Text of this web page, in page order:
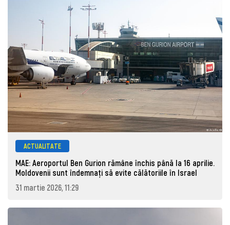
ACTUALITATE
MAE: Aeroportul Ben Gurion rămâne închis până la 16 aprilie.
Moldovenii sunt îndemnați să evite călătoriile în Israel
31 martie 2026, 11:29